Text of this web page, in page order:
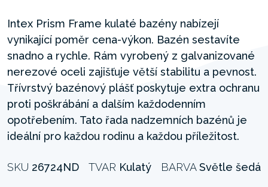
Intex Prism Frame kulaté bazény nabízejí
vynikající poměr cena-výkon. Bazén sestavíte
snadno a rychle. Rám vyrobený z galvanizované
nerezové oceli zajišťuje větší stabilitu a pevnost.
Třívrstvý bazénový plášť poskytuje extra ochranu
proti poškrábání a dalším každodenním
opotřebením. Tato řada nadzemních bazénů je
ideální pro každou rodinu a každou příležitost.
SKU 26724ND TVAR Kulatý BARVASvětle šedá